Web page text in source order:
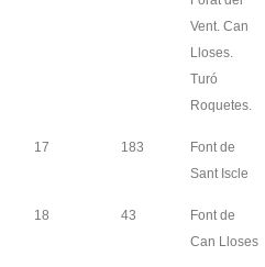
Vent. Can
Lloses.
Turó
Roquetes.
17 183
Font de
Sant Iscle
18 43
Font de
Can Lloses